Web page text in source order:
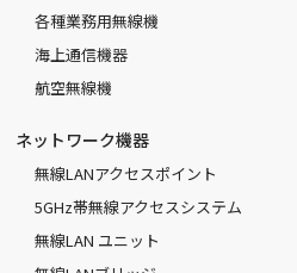
各種業務用無線機
海上通信機器
航空無線機
ネットワーク機器
無線LANアクセスポイント
5GHz帯無線アクセスシステム
無線LAN ユニット